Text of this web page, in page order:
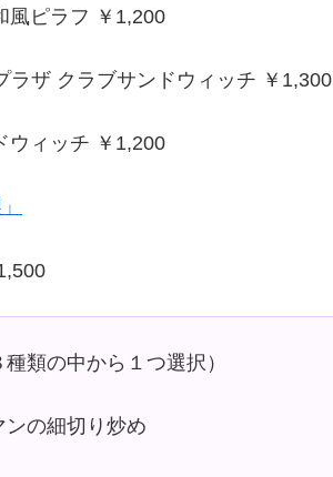
風ピラフ ￥1,200
ラザ クラブサンドウィッチ ￥1,300
ウィッチ ￥1,200
種類の中から１つ選択）
ンの細切り炒め